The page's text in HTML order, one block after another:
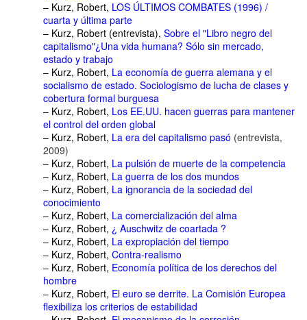
– Kurz, Robert, LOS ÚLTIMOS COMBATES (1996) /
cuarta y última parte
– Kurz, Robert (entrevista), Sobre el "Libro negro del
capitalismo"¿Una vida humana? Sólo sin mercado,
estado y trabajo
– Kurz, Robert, La economía de guerra alemana y el
socialismo de estado. Sociologismo de lucha de clases y
cobertura formal burguesa
– Kurz, Robert, Los EE.UU. hacen guerras para mantener
el control del orden global
– Kurz, Robert, La era del capitalismo pasó (entrevista,
2009)
– Kurz, Robert, La pulsión de muerte de la competencia
– Kurz, Robert, La guerra de los dos mundos
– Kurz, Robert, La ignorancia de la sociedad del
conocimiento
– Kurz, Robert, La comercialización del alma
– Kurz, Robert, ¿ Auschwitz de coartada ?
– Kurz, Robert, La expropiación del tiempo
– Kurz, Robert, Contra-realismo
– Kurz, Robert, Economía política de los derechos del
hombre
– Kurz, Robert, El euro se derrite. La Comisión Europea
flexibiliza los criterios de estabilidad